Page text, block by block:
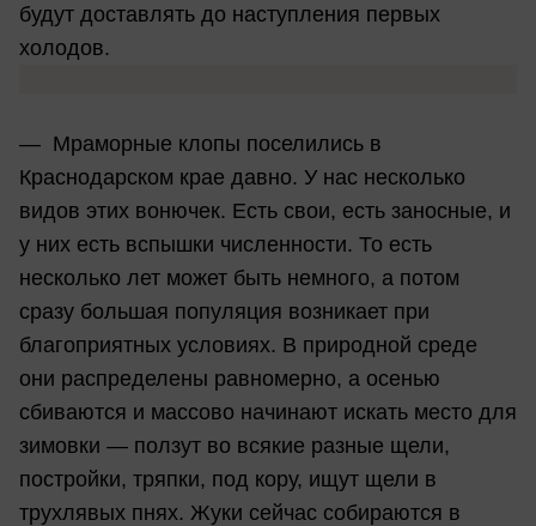
будут доставлять до наступления первых
холодов.
— Мраморные клопы поселились в
Краснодарском крае давно. У нас несколько
видов этих вонючек. Есть свои, есть заносные, и
у них есть вспышки численности. То есть
несколько лет может быть немного, а потом
сразу большая популяция возникает при
благоприятных условиях. В природной среде
они распределены равномерно, а осенью
сбиваются и массово начинают искать место для
зимовки — ползут во всякие разные щели,
постройки, тряпки, под кору, ищут щели в
трухлявых пнях. Жуки сейчас собираются в